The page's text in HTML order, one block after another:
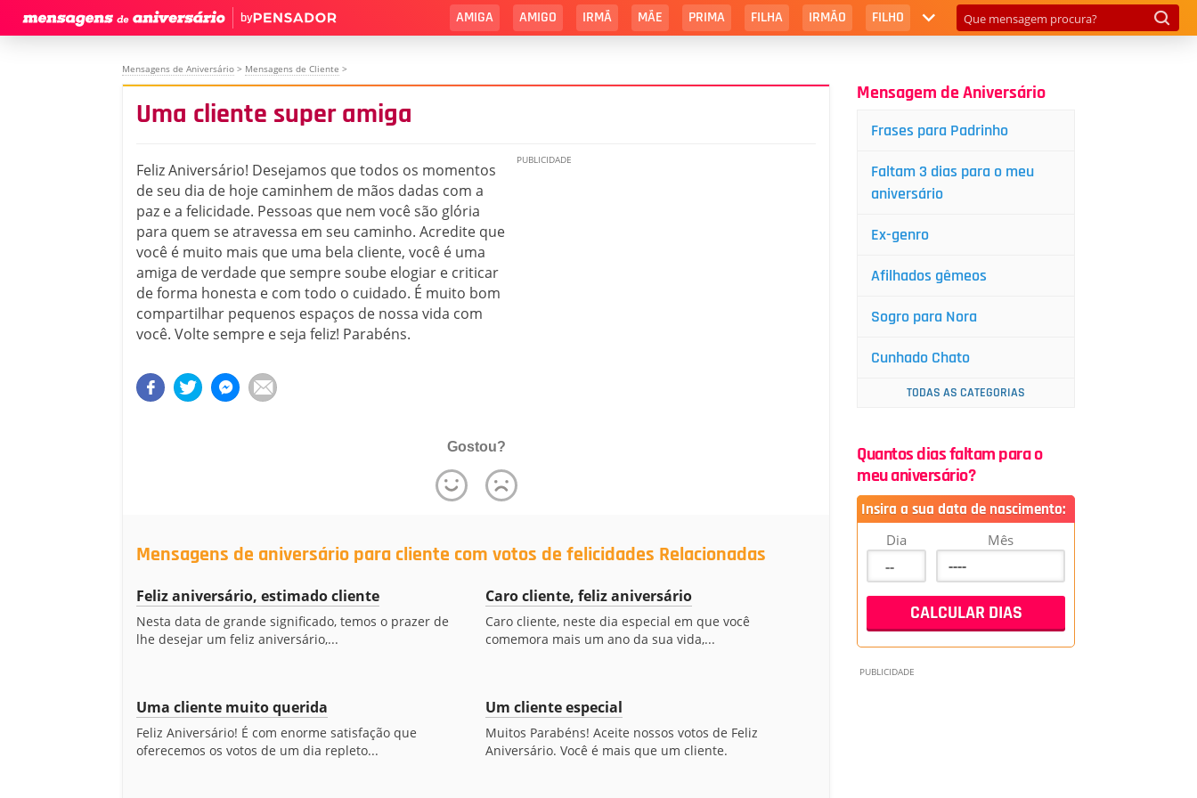
by AMIGA AMIGO IRMÃ MÃE PRIMA FILHA IRMÃO FILHO
Mensagens de Aniversário > Mensagens de Cliente >
Uma cliente super amiga
Feliz Aniversário! Desejamos que todos os momentos
de seu dia de hoje caminhem de mãos dadas com a
paz e a felicidade. Pessoas que nem você são glória
para quem se atravessa em seu caminho. Acredite que
você é muito mais que uma bela cliente, você é uma
amiga de verdade que sempre soube elogiar e criticar
de forma honesta e com todo o cuidado. É muito bom
compartilhar pequenos espaços de nossa vida com
você. Volte sempre e seja feliz! Parabéns.
Gostou?
Mensagens de aniversário para cliente com votos de felicidades Relacionadas
Feliz aniversário, estimado cliente
Nesta data de grande significado, temos o prazer de
lhe desejar um feliz aniversário,...
Caro cliente, feliz aniversário
Caro cliente, neste dia especial em que você
comemora mais um ano da sua vida,...
Uma cliente muito querida
Feliz Aniversário! É com enorme satisfação que
oferecemos os votos de um dia repleto...
Um cliente especial
Muitos Parabéns! Aceite nossos votos de Feliz
Aniversário. Você é mais que um cliente.
Mensagem de Aniversário
Frases para Padrinho
Faltam 3 dias para o meu
aniversário
Ex-genro
Afilhados gêmeos
Sogro para Nora
Cunhado Chato
TODAS AS CATEGORIAS
Quantos dias faltam para o
meu aniversário?
Insira a sua data de nascimento:
Dia Mês